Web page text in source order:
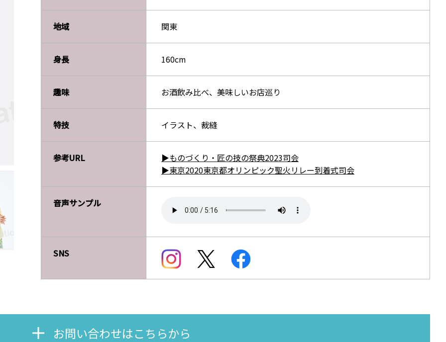
地域 関東
身長 160cm
趣味 お酒飲み比べ、美味しいお店巡り
特技 イラスト、裁縫
参考URL
▶ものづくり・匠の技の祭典2023司会
▶東京2020東京都オリンピック聖火リレー到着式司会
音声サンプル
SNS
お問い合わせはこちらから